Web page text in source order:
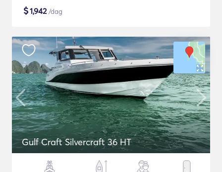
$1,942/dag
Gulf Craft Silvercraft 36 HT